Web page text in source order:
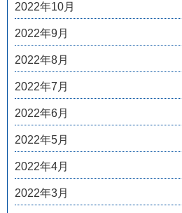
2022年10月
2022年9月
2022年8月
2022年7月
2022年6月
2022年5月
2022年4月
2022年3月